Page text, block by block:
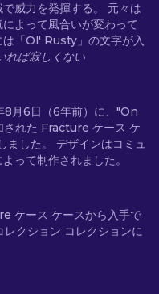
威力を発揮する。 元々は
よって風合いが変わって
は「Ol' Rusty」の文字が入
れば寂しくない
月6日（6年前）に、"On
れた Fracture ケース ケ
ました。 デザインはコミュ
って制作されました。
ケース ケースから入手で
クション コレクションに